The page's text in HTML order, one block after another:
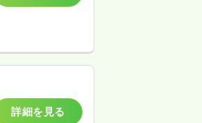
詳細を見る